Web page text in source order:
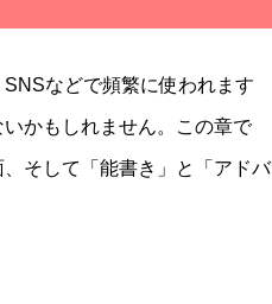
などで頻繁に使われます
かもしれません。この章で
そして「能書き」と「アドバ